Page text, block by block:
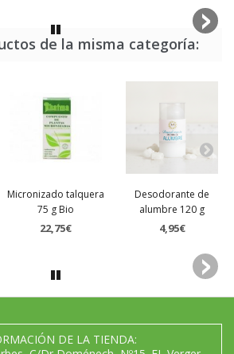
de la misma categoría:
Micronizado talquera
75 g Bio
22,75€
Desodorante de
alumbre 120 g
4,95€
DE LA TIENDA: